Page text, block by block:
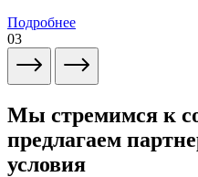
Подробнее
03
Мы стремимся к
предлагаем
условия